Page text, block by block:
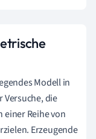
Modell in
Versuche, die
einer Reihe von
Erzeugende